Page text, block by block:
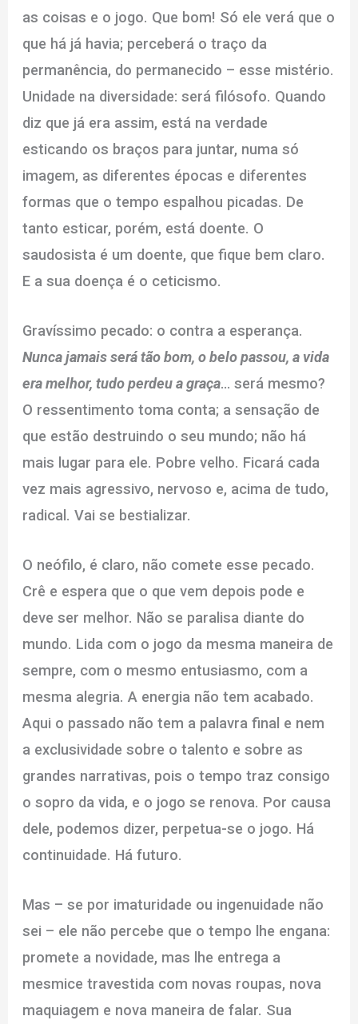
as coisas e o jogo. Que bom! Só ele verá que o
que há já havia; perceberá o traço da
permanência, do permanecido – esse mistério.
Unidade na diversidade: será filósofo. Quando
diz que já era assim, está na verdade
esticando os braços para juntar, numa só
imagem, as diferentes épocas e diferentes
formas que o tempo espalhou picadas. De
tanto esticar, porém, está doente. O
saudosista é um doente, que fique bem claro.
E a sua doença é o ceticismo.
Gravíssimo pecado: o contra a esperança.
Nunca jamais será tão bom, o belo passou, a vida
era melhor, tudo perdeu a graça… será mesmo?
O ressentimento toma conta; a sensação de
que estão destruindo o seu mundo; não há
mais lugar para ele. Pobre velho. Ficará cada
vez mais agressivo, nervoso e, acima de tudo,
radical. Vai se bestializar.
O neófilo, é claro, não comete esse pecado.
Crê e espera que o que vem depois pode e
deve ser melhor. Não se paralisa diante do
mundo. Lida com o jogo da mesma maneira de
sempre, com o mesmo entusiasmo, com a
mesma alegria. A energia não tem acabado.
Aqui o passado não tem a palavra final e nem
a exclusividade sobre o talento e sobre as
grandes narrativas, pois o tempo traz consigo
o sopro da vida, e o jogo se renova. Por causa
dele, podemos dizer, perpetua-se o jogo. Há
continuidade. Há futuro.
Mas – se por imaturidade ou ingenuidade não
sei – ele não percebe que o tempo lhe engana:
promete a novidade, mas lhe entrega a
mesmice travestida com novas roupas, nova
maquiagem e nova maneira de falar. Sua